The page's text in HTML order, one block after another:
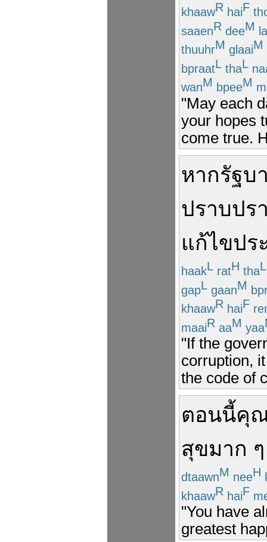
khaawR haiF
saaenR deeM
thuuhrM glaaiM
bpraatL thaL
wanM bpeeM
"May each
your hopes
come true.
หากรัฐบ
ปราบปร
แก้ไขปร
haakL ratH thaL
gapL gaanM
khaawR haiF
maaiR aaM yaa
"If the
corruption,
the code of
ตอนนี้คุ
สุขมาก ๆ
dtaawnM neeH
khaawR haiF
"You have
greatest